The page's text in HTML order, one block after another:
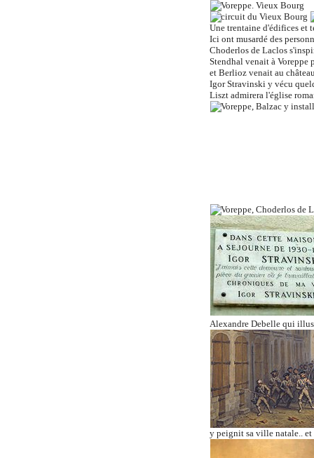
Une trentaine d'édifices et
Ici ont musardé des
Choderlos de Laclos
Stendhal venait à Voreppe
et Berlioz venait au
Igor Stravinski y vécu
Liszt admirera l'église
Alexandre Debelle qui
y peignit sa ville natale.. et